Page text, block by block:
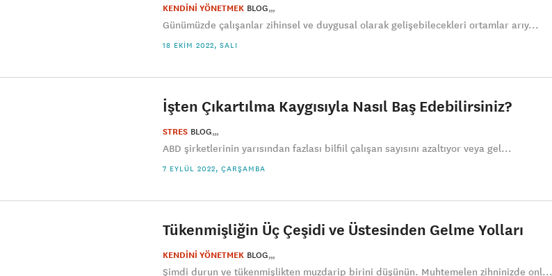
KENDİNİ YÖNETMEK BLOG
Günümüzde çalışanlar zihinsel ve duygusal olarak gelişebilecekleri ortamlar arıy...
18 EKIM 2022, SALI
İşten Çıkartılma Kaygısıyla Nasıl Baş Edebilirsiniz?
STRES BLOG
ABD şirketlerinin yarısından fazlası bilfiil çalışan sayısını azaltıyor veya gel...
7 EYLÜL 2022, ÇARŞAMBA
Tükenmişliğin Üç Çeşidi ve Üstesinden Gelme Yolları
KENDİNİ YÖNETMEK BLOG
Şimdi durun ve tükenmişlikten muzdarip birini düşünün. Muhtemelen zihninizde onl...